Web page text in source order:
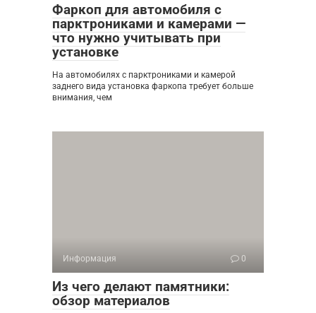
Фаркоп для автомобиля с
парктрониками и камерами —
что нужно учитывать при
установке
На автомобилях с парктрониками и камерой
заднего вида установка фаркопа требует больше
внимания, чем
Информация 0
Из чего делают памятники:
обзор материалов